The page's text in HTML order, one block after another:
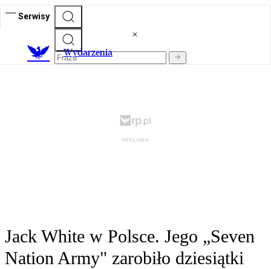
Serwisy
Wydarzenia
Jack White w Polsce. Jego „Seven
Nation Army" zarobiło dziesiątki